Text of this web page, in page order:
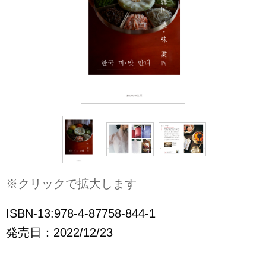
※クリックで拡大します
ISBN-13:978-4-87758-844-1
発売日：2022/12/23